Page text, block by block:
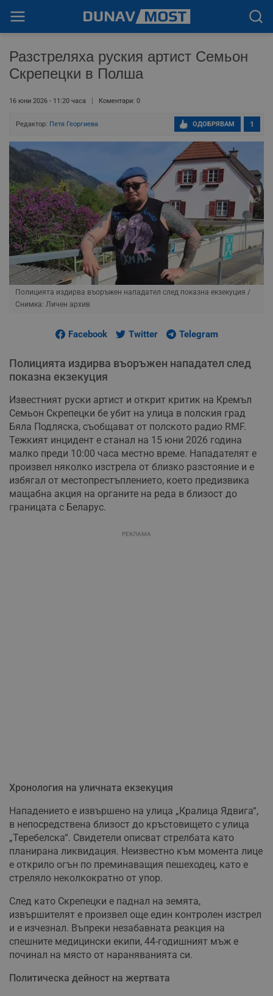
Разстреляха руския артист Семьон
Скрепецки в Полша
16 юни 2026 - 11:20 часа Коментари: 0
Редактор: Петя Георгиева 1
ОДОБРЯВАМ
Полицията издирва въоръжен нападател след показна екзекуция /
Снимка: Личен архив
Facebook Twitter Telegram
Полицията издирва въоръжен нападател след
показна екзекуция
Известният руски артист и открит критик на Кремъл
Семьон Скрепецки бе убит на улица в полския град
Бяла Подляска, съобщават от полското радио RMF.
Тежкият инцидент е станал на 15 юни 2026 година
малко преди 10:00 часа местно време. Нападателят е
произвел няколко изстрела от близко разстояние и е
избягал от местопрестъплението, което предизвика
мащабна акция на органите на реда в близост до
границата с Беларус.
РЕКЛАМА
Хронология на уличната екзекуция
Нападението е извършено на улица „Кралица Ядвига“,
в непосредствена близост до кръстовището с улица
„Теребелска“. Свидетели описват стрелбата като
планирана ликвидация. Неизвестно към момента лице
е открило огън по преминаващия пешеходец, като е
стреляло неколкократно от упор.
След като Скрепецки е паднал на земята,
извършителят е произвел още един контролен изстрел
и е изчезнал. Въпреки незабавната реакция на
спешните медицински екипи, 44-годишният мъж е
починал на място от нараняванията си.
Политическа дейност на жертвата